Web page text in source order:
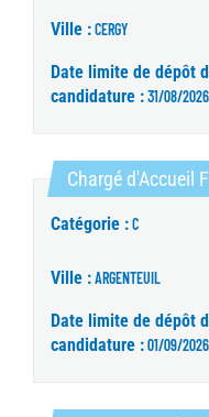
Ville :CERGY
Date limite de dépôt
candidature :31/08/2026
Chargé d'Accueil
Catégorie :C
Ville :ARGENTEUIL
Date limite de dépôt
candidature :01/09/2026